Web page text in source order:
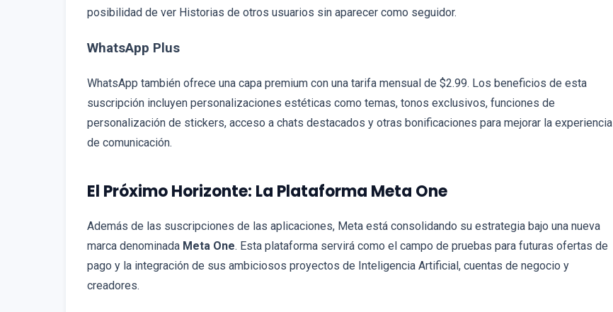
posibilidad de ver Historias de otros usuarios sin aparecer como seguidor.
WhatsApp Plus
WhatsApp también ofrece una capa premium con una tarifa mensual de $2.99. Los beneficios de esta
suscripción incluyen personalizaciones estéticas como temas, tonos exclusivos, funciones de
personalización de stickers, acceso a chats destacados y otras bonificaciones para mejorar la experiencia
de comunicación.
El Próximo Horizonte: La Plataforma Meta One
Además de las suscripciones de las aplicaciones, Meta está consolidando su estrategia bajo una nueva
marca denominada Meta One. Esta plataforma servirá como el campo de pruebas para futuras ofertas de
pago y la integración de sus ambiciosos proyectos de Inteligencia Artificial, cuentas de negocio y
creadores.